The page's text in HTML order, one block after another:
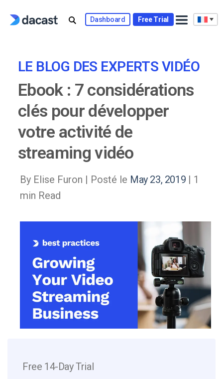
Dashboard Free Trial
LE BLOG DES EXPERTS VIDÉO
Ebook : 7 considérations
clés pour développer
votre activité de
streaming vidéo
By Elise Furon | Posté le May 23, 2019 | 1
min Read
Free 14-Day Trial